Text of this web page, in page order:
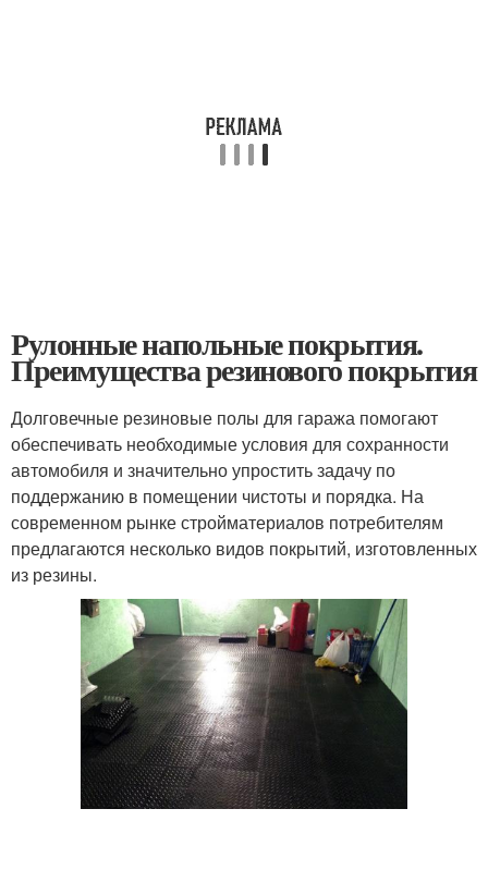
Рулонные напольные покрытия.
Преимущества резинового покрытия
Долговечные резиновые полы для гаража помогают
обеспечивать необходимые условия для сохранности
автомобиля и значительно упростить задачу по
поддержанию в помещении чистоты и порядка. На
современном рынке стройматериалов потребителям
предлагаются несколько видов покрытий, изготовленных
из резины.